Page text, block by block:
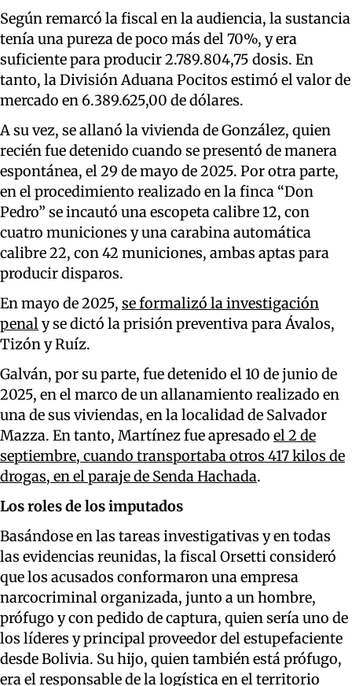
Según remarcó la fiscal en la audiencia, la sustancia
tenía una pureza de poco más del 70%, y era
suficiente para producir 2.789.804,75 dosis. En
tanto, la División Aduana Pocitos estimó el valor de
mercado en 6.389.625,00 de dólares.
A su vez, se allanó la vivienda de González, quien
recién fue detenido cuando se presentó de manera
espontánea, el 29 de mayo de 2025. Por otra parte,
en el procedimiento realizado en la finca “Don
Pedro” se incautó una escopeta calibre 12, con
cuatro municiones y una carabina automática
calibre 22, con 42 municiones, ambas aptas para
producir disparos.
En mayo de 2025, se formalizó la investigación
penaly se dictó la prisión preventiva para Ávalos,
Tizón y Ruíz.
Galván, por su parte, fue detenido el 10 de junio de
2025, en el marco de un allanamiento realizado en
una de sus viviendas, en la localidad de Salvador
Mazza. En tanto, Martínez fue apresado el 2 de
septiembre, cuando transportaba otros 417 kilos de
drogas, en el paraje de Senda Hachada.
Los roles de los imputados
Basándose en las tareas investigativas y en todas
las evidencias reunidas, la fiscal Orsetti consideró
que los acusados conformaron una empresa
narcocriminal organizada, junto a un hombre,
prófugo y con pedido de captura, quien sería uno de
los líderes y principal proveedor del estupefaciente
desde Bolivia. Su hijo, quien también está prófugo,
era el responsable de la logística en el territorio